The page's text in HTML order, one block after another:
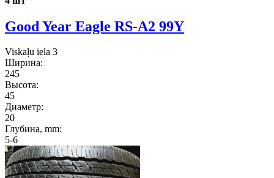
Good Year Eagle RS-A2 99Y
Viskaļu iela 3
Ширина:
245
Высота:
45
Диаметр:
20
Глубина, mm:
5-6